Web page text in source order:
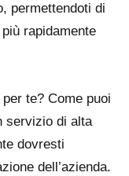
permettendoti di
rapidamente
te? Come puoi
servizio di alta
dovresti
dell’azienda.